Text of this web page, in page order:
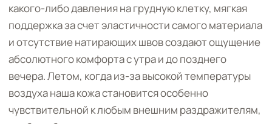
какого-либо давления на грудную клетку, мягкая
поддержка за счет эластичности самого материала
и отсутствие натирающих швов создают ощущение
абсолютного комфорта с утра и до позднего
вечера. Летом, когда из-за высокой температуры
воздуха наша кожа становится особенно
чувствительной к любым внешним раздражителям,